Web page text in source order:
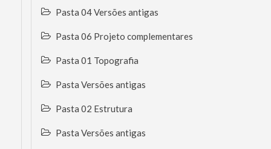
Pasta 04 Versões antigas
Pasta 06 Projeto complementares
Pasta 01 Topografia
Pasta Versões antigas
Pasta 02 Estrutura
Pasta Versões antigas